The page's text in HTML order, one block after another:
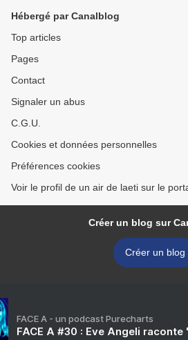
Hébergé par Canalblog
Top articles
Pages
Contact
Signaler un abus
C.G.U.
Cookies et données personnelles
Préférences cookies
Voir le profil de un air de laeti sur le
Créer un blog sur
Créer un blog
FACE A - un podcast Purecharts
FACE A #30 : Eve Angeli